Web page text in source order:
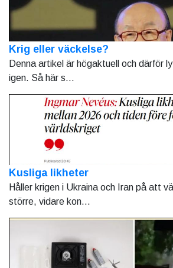
Krig eller väckelse?
Denna artikel är högaktuell och därför
igen. Så här s...
Kusliga likheter
Håller krigen i Ukraina och Iran på att
större, vidare kon...